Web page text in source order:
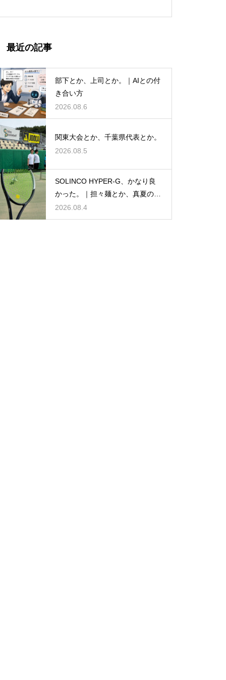
最近の記事
部下とか、上司とか。｜AIとの付
き合い方
2026.08.6
関東大会とか、千葉県代表とか。
2026.08.5
SOLINCO HYPER-G、かなり良
かった。｜担々麺とか、真夏のテ
ニスとか。
2026.08.4